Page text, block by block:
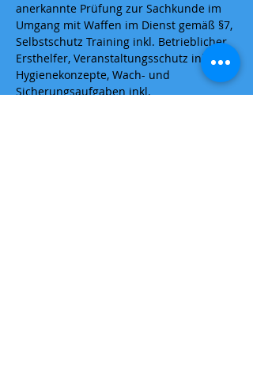
anerkannte Prüfung zur Sachkunde im
Umgang mit Waffen im Dienst gemäß §7,
Selbstschutz Training inkl. Betrieblicher
Ersthelfer, Veranstaltungsschutz inkl.
Hygienekonzepte, Wach- und
Sicherungsaufgaben inkl.